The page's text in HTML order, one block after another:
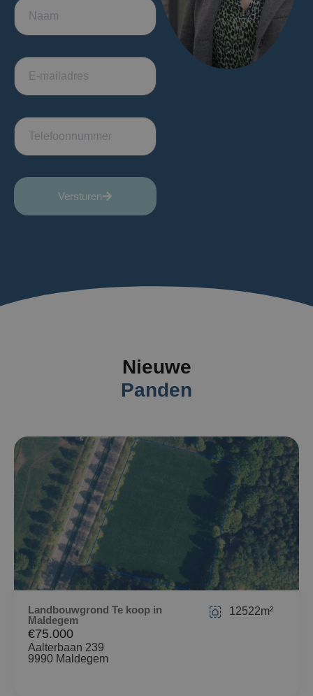
Versturen
Nieuwe
Panden
Landbouwgrond Te koop in
Maldegem
€75.000
Aalterbaan 239
9990 Maldegem
12522m²